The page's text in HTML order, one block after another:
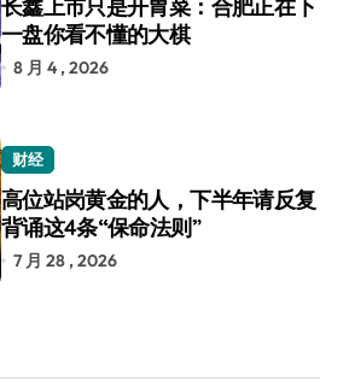
长鑫上市只是开胃菜：合肥正在下
一盘你看不懂的大棋
8 月 4 , 2026
财经
高位站岗黄金的人，下半年请反复
背诵这4条“保命法则”
7 月 28 , 2026